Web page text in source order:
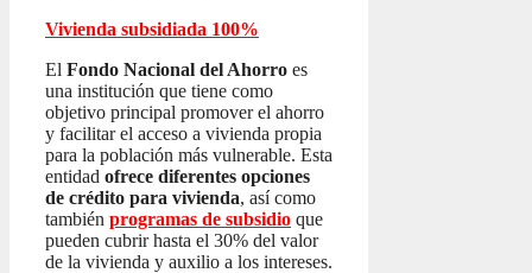
Vivienda subsidiada 100%
El Fondo Nacional del Ahorro es
una institución que tiene como
objetivo principal promover el ahorro
y facilitar el acceso a vivienda propia
para la población más vulnerable. Esta
entidad ofrece diferentes opciones
de crédito para vivienda, así como
también programas de subsidio que
pueden cubrir hasta el 30% del valor
de la vivienda y auxilio a los intereses.